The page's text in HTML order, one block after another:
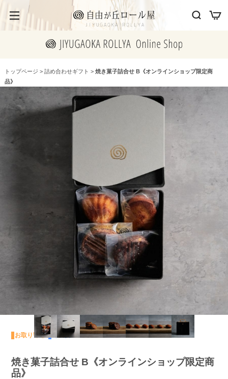
トップページ > 詰め合わせギフト > 焼き菓子詰合せ B《オンラインショップ限定商
品》
焼き菓子詰合せ B《オンラインショップ限定商
品》
お取り寄せ 冷蔵便